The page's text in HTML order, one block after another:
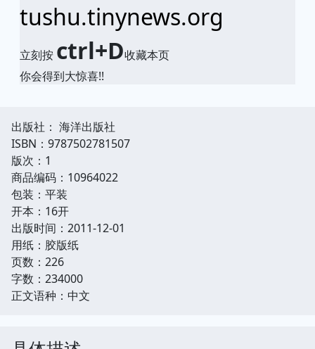
tushu.tinynews.org
立刻按 ctrl+D收藏本页
你会得到大惊喜!!
出版社： 海洋出版社
ISBN：9787502781507
版次：1
商品编码：10964022
包装：平装
开本：16开
出版时间：2011-12-01
用纸：胶版纸
页数：226
字数：234000
正文语种：中文